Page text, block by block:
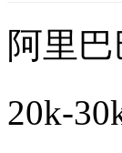
阿里巴
20k-